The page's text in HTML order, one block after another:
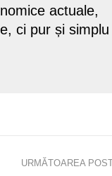
actuale,
ci pur și simplu
URMĂTOAREA